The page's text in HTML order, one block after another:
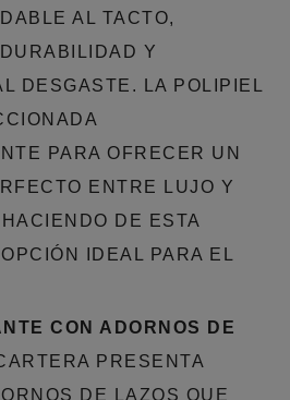
AL TACTO,
Y
DESGASTE. LA POLIPIEL
PARA OFRECER UN
ENTRE LUJO Y
DE ESTA
IDEAL PARA EL
CON ADORNOS DE
PRESENTA
DE LAZOS QUE